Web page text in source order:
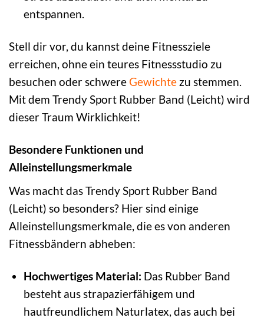
entspannen.
Stell dir vor, du kannst deine Fitnessziele
erreichen, ohne ein teures Fitnessstudio zu
besuchen oder schwereGewichte zu stemmen.
Mit dem Trendy Sport Rubber Band (Leicht) wird
dieser Traum Wirklichkeit!
Besondere Funktionen und
Alleinstellungsmerkmale
Was macht das Trendy Sport Rubber Band
(Leicht) so besonders? Hier sind einige
Alleinstellungsmerkmale, die es von anderen
Fitnessbändern abheben:
Hochwertiges Material: Das Rubber Band
besteht aus strapazierfähigem und
hautfreundlichem Naturlatex, das auch bei